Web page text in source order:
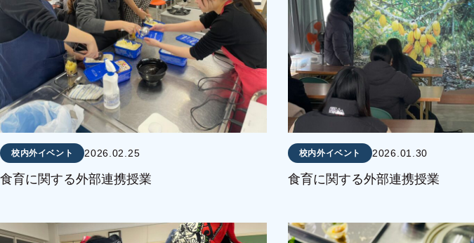
校内外イベント 2026.02.25
食育に関する外部連携授業
校内外イベント 2026.01.30
食育に関する外部連携授業